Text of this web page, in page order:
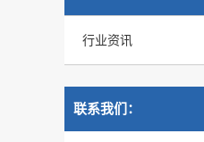
行业资讯
联系我们：